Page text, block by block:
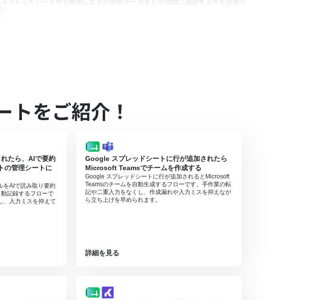
トをご紹介！
たら、AIで要約
の管理シートに
をAIで読み取り要約
記録するフローで
、入力ミスを抑えて
Google スプレッドシートに行が追加されたら
Microsoft Teamsでチームを作成する
Google スプレッドシートに行が追加されるとMicrosoft
Teamsのチームを自動生成するフローです。手作業の転
記や二重入力をなくし、作成漏れや入力ミスを抑えなが
ら立ち上げを早められます。
詳細を見る